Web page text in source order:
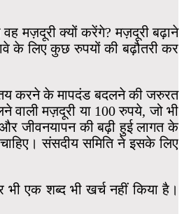
वह मज़दूरी क्यों करेंगे? मज़दूरी बढ़ाने
के लिए कुछ रुपयों की बढ़ौतरी कर
तय करने के मापदंड बदलने की जरुरत
मज़दूरी या 100 रुपये, जो भी
और जीवनयापन की बढ़ी हुई लागत के
संसदीय समिति ने इसके लिए
एक शब्द भी खर्च नहीं किया है।